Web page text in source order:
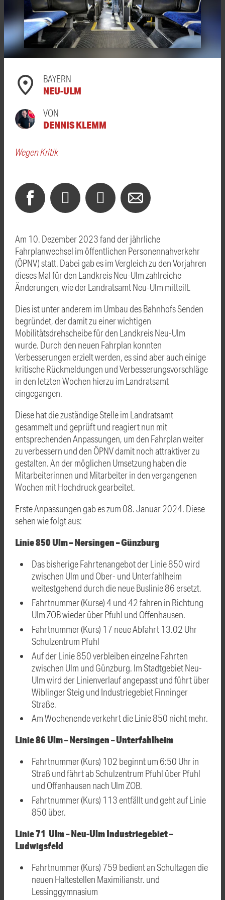
BAYERN
NEU-ULM
VON
DENNIS KLEMM
Wegen Kritik
Am 10. Dezember 2023 fand der jährliche
Fahrplanwechsel im öffentlichen Personennahverkehr
(ÖPNV) statt. Dabei gab es im Vergleich zu den Vorjahren
dieses Mal für den Landkreis Neu-Ulm zahlreiche
Änderungen, wie der Landratsamt Neu-Ulm mitteilt.
Dies ist unter anderem im Umbau des Bahnhofs Senden
begründet, der damit zu einer wichtigen
Mobilitätsdrehscheibe für den Landkreis Neu-Ulm
wurde. Durch den neuen Fahrplan konnten
Verbesserungen erzielt werden, es sind aber auch einige
kritische Rückmeldungen und Verbesserungsvorschläge
in den letzten Wochen hierzu im Landratsamt
eingegangen.
Diese hat die zuständige Stelle im Landratsamt
gesammelt und geprüft und reagiert nun mit
entsprechenden Anpassungen, um den Fahrplan weiter
zu verbessern und den ÖPNV damit noch attraktiver zu
gestalten. An der möglichen Umsetzung haben die
Mitarbeiterinnen und Mitarbeiter in den vergangenen
Wochen mit Hochdruck gearbeitet.
Erste Anpassungen gab es zum 08. Januar 2024. Diese
sehen wie folgt aus:
Linie 850 Ulm – Nersingen – Günzburg
Das bisherige Fahrtenangebot der Linie 850 wird
zwischen Ulm und Ober- und Unterfahlheim
weitestgehend durch die neue Buslinie 86 ersetzt.
Fahrtnummer (Kurse) 4 und 42 fahren in Richtung
Ulm ZOB wieder über Pfuhl und Offenhausen.
Fahrtnummer (Kurs) 17 neue Abfahrt 13.02 Uhr
Schulzentrum Pfuhl
Auf der Linie 850 verbleiben einzelne Fahrten
zwischen Ulm und Günzburg. Im Stadtgebiet Neu-
Ulm wird der Linienverlauf angepasst und führt über
Wiblinger Steig und Industriegebiet Finninger
Straße.
Am Wochenende verkehrt die Linie 850 nicht mehr.
Linie 86 Ulm – Nersingen – Unterfahlheim
Fahrtnummer (Kurs) 102 beginnt um 6:50 Uhr in
Straß und fährt ab Schulzentrum Pfuhl über Pfuhl
und Offenhausen nach Ulm ZOB.
Fahrtnummer (Kurs) 113 entfällt und geht auf Linie
850 über.
Linie 71 Ulm – Neu-Ulm Industriegebiet –
Ludwigsfeld
Fahrtnummer (Kurs) 759 bedient an Schultagen die
neuen Haltestellen Maximilianstr. und
Lessinggymnasium